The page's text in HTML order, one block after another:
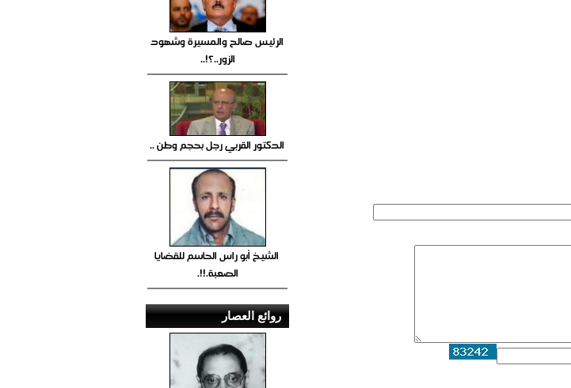
الرئيس صالح والمسيرة وشهود
الزور..؟!..
الدكتور القربي رجل بحجم وطن ..
الشيخ أبو راس الحاسم للقضايا
الصعبة.!!.
روائع العصار